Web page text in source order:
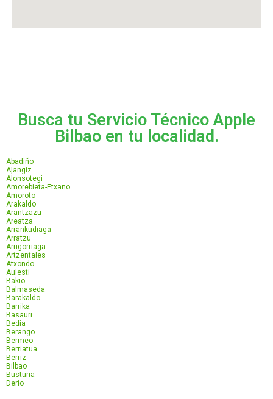
Busca tu Servicio Técnico Apple
Bilbao en tu localidad.
Abadiño
Ajangiz
Alonsotegi
Amorebieta-Etxano
Amoroto
Arakaldo
Arantzazu
Areatza
Arrankudiaga
Arratzu
Arrigorriaga
Artzentales
Atxondo
Aulesti
Bakio
Balmaseda
Barakaldo
Barrika
Basauri
Bedia
Berango
Bermeo
Berriatua
Berriz
Bilbao
Busturia
Derio